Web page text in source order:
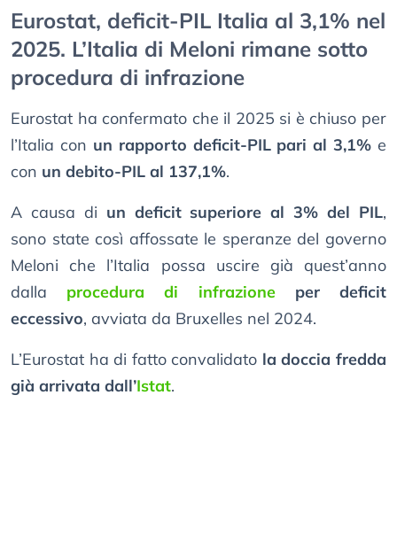
Eurostat, deficit-PIL Italia al 3,1% nel
2025. L’Italia di Meloni rimane sotto
procedura di infrazione
Eurostat ha confermato che il 2025 si è chiuso per
l’Italia con un rapporto deficit-PIL pari al 3,1% e
con un debito-PIL al 137,1%.
A causa di un deficit superiore al 3% del PIL,
sono state così affossate le speranze del governo
Meloni che l’Italia possa uscire già quest’anno
dalla procedura di infrazioneper deficit
eccessivo, avviata da Bruxelles nel 2024.
L’Eurostat ha di fatto convalidato la doccia fredda
già arrivata dall’Istat.